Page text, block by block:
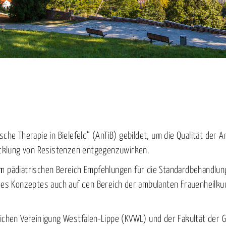
Therapie in Bielefeld“ (AnTiB) gebildet, um die Qualität der
von Resistenzen entgegenzuwirken.
pädiatrischen Bereich Empfehlungen für die
Konzeptes auch auf den Bereich der ambulanten
Vereinigung Westfalen-Lippe (KVWL) und der Fakultät